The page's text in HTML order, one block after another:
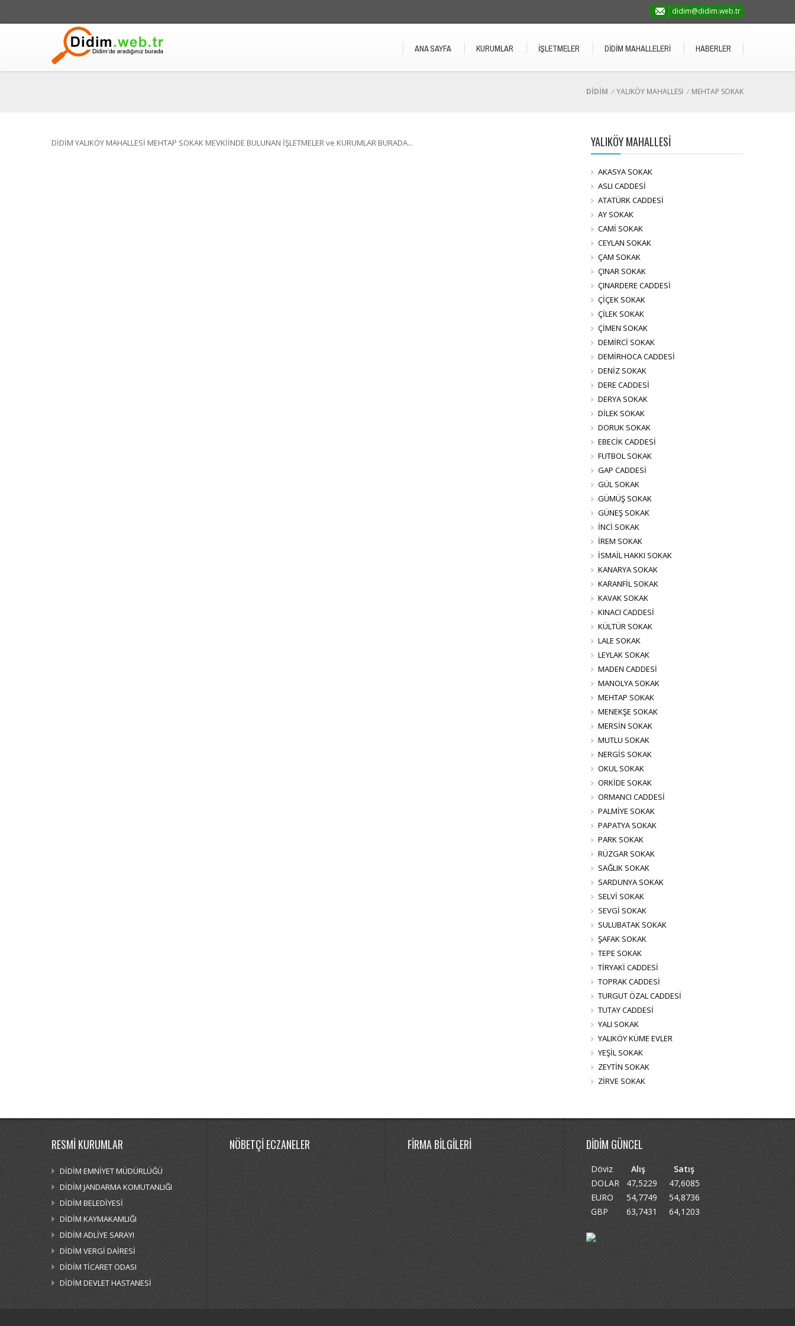
didim@didim.web.tr
ANA SAYFA KURUMLAR İŞLETMELER DİDİM MAHALLELERİ HABERLER
DİDİM /YALIKÖY MAHALLESİ / MEHTAP SOKAK
DİDİM YALIKÖY MAHALLESİ MEHTAP SOKAK MEVKİİNDE BULUNAN İŞLETMELER ve KURUMLAR BURADA... YALIKÖY MAHALLESİ
AKASYA SOKAK
ASLI CADDESİ
ATATÜRK CADDESİ
AY SOKAK
CAMİ SOKAK
CEYLAN SOKAK
ÇAM SOKAK
ÇINAR SOKAK
ÇINARDERE CADDESİ
ÇİÇEK SOKAK
ÇİLEK SOKAK
ÇİMEN SOKAK
DEMİRCİ SOKAK
DEMİRHOCA CADDESİ
DENİZ SOKAK
DERE CADDESİ
DERYA SOKAK
DİLEK SOKAK
DORUK SOKAK
EBECİK CADDESİ
FUTBOL SOKAK
GAP CADDESİ
GÜL SOKAK
GÜMÜŞ SOKAK
GÜNEŞ SOKAK
İNCİ SOKAK
İREM SOKAK
İSMAİL HAKKI SOKAK
KANARYA SOKAK
KARANFİL SOKAK
KAVAK SOKAK
KINACI CADDESİ
KÜLTÜR SOKAK
LALE SOKAK
LEYLAK SOKAK
MADEN CADDESİ
MANOLYA SOKAK
MEHTAP SOKAK
MENEKŞE SOKAK
MERSİN SOKAK
MUTLU SOKAK
NERGİS SOKAK
OKUL SOKAK
ORKİDE SOKAK
ORMANCI CADDESİ
PALMİYE SOKAK
PAPATYA SOKAK
PARK SOKAK
RÜZGAR SOKAK
SAĞLIK SOKAK
SARDUNYA SOKAK
SELVİ SOKAK
SEVGİ SOKAK
SULUBATAK SOKAK
ŞAFAK SOKAK
TEPE SOKAK
TİRYAKİ CADDESİ
TOPRAK CADDESİ
TURGUT ÖZAL CADDESİ
TUTAY CADDESİ
YALI SOKAK
YALIKÖY KÜME EVLER
YEŞİL SOKAK
ZEYTİN SOKAK
ZİRVE SOKAK
RESMİ KURUMLAR
DİDİM EMNİYET MÜDÜRLÜĞÜ
DİDİM JANDARMA KOMUTANLIĞI
DİDİM BELEDİYESİ
DİDİM KAYMAKAMLIĞI
DİDİM ADLİYE SARAYI
DİDİM VERGİ DAİRESİ
DİDİM TİCARET ODASI
DİDİM DEVLET HASTANESİ
NÖBETÇİ ECZANELER FİRMA BİLGİLERİ DİDİM GÜNCEL
Döviz Alış
Satış
DOLAR
47,5229
47,6085
EURO
54,7749
54,8736
GBP
63,7431 64,1203